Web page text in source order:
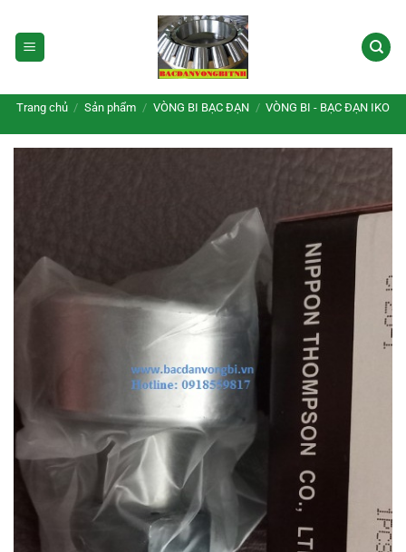
qua
nội
Trang chủ / Sản phẩm / VÒNG BI BẠC ĐẠN / VÒNG BI - BẠC ĐẠN IKO